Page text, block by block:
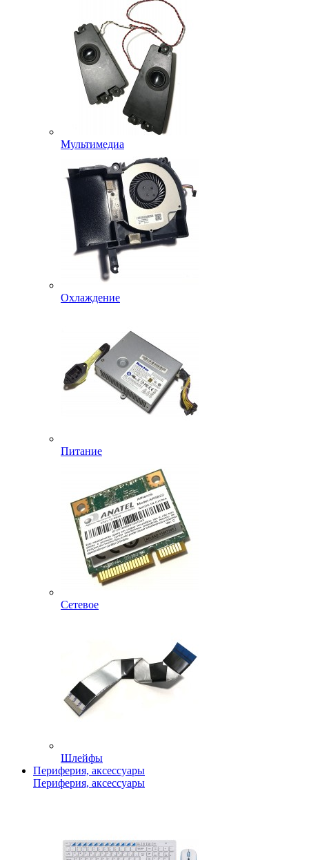
Мультимедиа
Охлаждение
Питание
Сетевое
Шлейфы
Периферия, аксессуары
Периферия, аксессуары